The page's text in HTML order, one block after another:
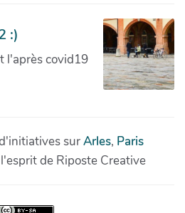
:)
l'après covid19
surArles, Paris
de Riposte Creative